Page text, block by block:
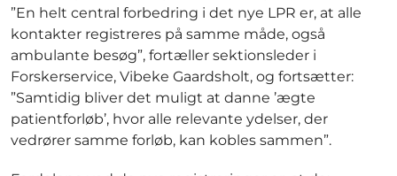
”En helt central forbedring i det nye LPR er, at alle
kontakter registreres på samme måde, også
ambulante besøg”, fortæller sektionsleder i
Forskerservice, Vibeke Gaardsholt, og fortsætter:
”Samtidig bliver det muligt at danne ’ægte
patientforløb’, hvor alle relevante ydelser, der
vedrører samme forløb, kan kobles sammen”.